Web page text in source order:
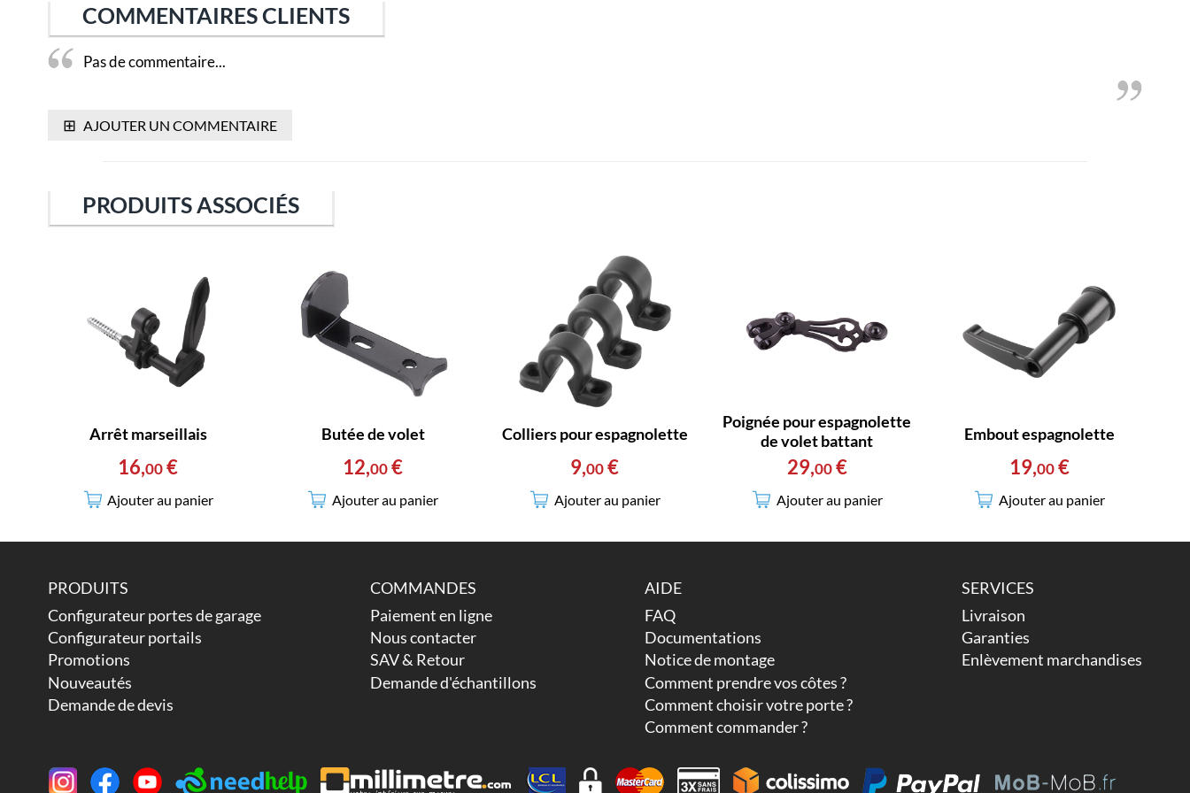
COMMENTAIRES CLIENTS
Pas de commentaire...
⊞ AJOUTER UN COMMENTAIRE
PRODUITS ASSOCIÉS
Arrêt marseillais
16,00 €
Ajouter au panier
Butée de volet
12,00€
Ajouter au panier
Colliers pour espagnolette
9,00 €
Ajouter au panier
Poignée pour espagnolette
de volet battant
29,00€
Ajouter au panier
Embout espagnolette
19,00 €
Ajouter au panier
PRODUITS
Configurateur portes de garage
Configurateur portails
Promotions
Nouveautés
Demande de devis
COMMANDES
Paiement en ligne
Nous contacter
SAV & Retour
Demande d'échantillons
AIDE
FAQ
Documentations
Notice de montage
Comment prendre vos côtes ?
Comment choisir votre porte ?
Comment commander ?
SERVICES
Livraison
Garanties
Enlèvement marchandises